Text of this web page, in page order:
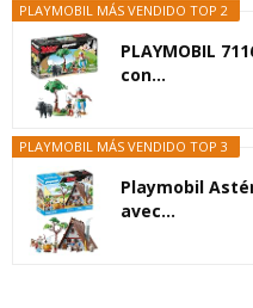
PLAYMOBIL MÁS VENDIDO TOP 2
PLAYMOBIL
con...
PLAYMOBIL MÁS VENDIDO TOP 3
Playmobil
avec...